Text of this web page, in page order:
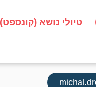
טיולי נושא (קונספט)